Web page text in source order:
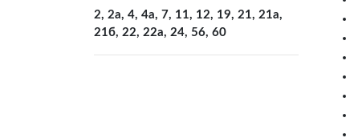
2, 2а, 4, 4а, 7, 11, 12, 19, 21, 21а,
21б, 22, 22а, 24, 56, 60